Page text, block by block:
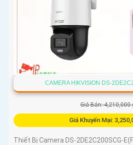
CAMERA HIKVISION DS-
Giá Bán: 4,210,000
Giá Khuyến Mại:
Thiết Bị Camera DS-2DE2C200SCG-